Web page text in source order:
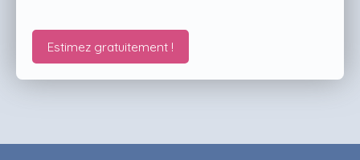
Estimez gratuitement !